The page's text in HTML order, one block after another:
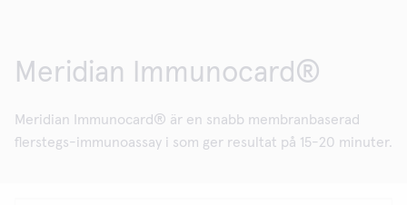
Meridian Immunocard®
Meridian Immunocard® är en snabb membranbaserad
flerstegs-immunoassay i som ger resultat på 15-20 minuter.